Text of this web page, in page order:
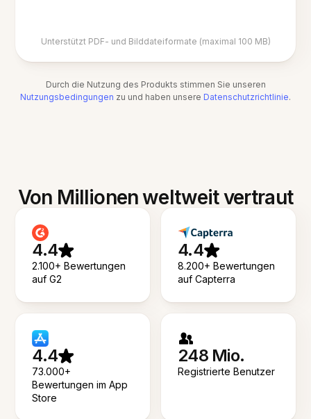
Unterstützt PDF- und Bilddateiformate (maximal 100 MB)
Durch die Nutzung des Produkts stimmen Sie unseren
Nutzungsbedingungen zu und haben unsere Datenschutzrichtlinie.
Von Millionen weltweit vertraut
4.4
2.100+ Bewertungen
auf G2
4.4
8.200+ Bewertungen
auf Capterra
4.4
73.000+
Bewertungen im App
Store
248 Mio.
Registrierte Benutzer